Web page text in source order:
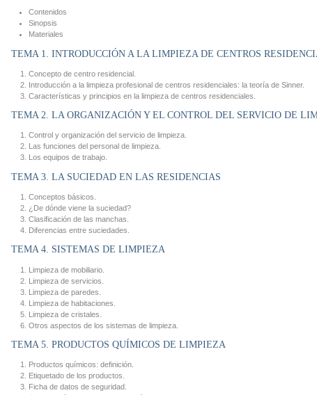
Contenidos
Sinopsis
Materiales
TEMA 1. INTRODUCCIÓN A LA LIMPIEZA DE CENTROS
Concepto de centro residencial.
Introducción a la limpieza profesional de centros residenciales: la teoría de Sinner.
Características y principios en la limpieza de centros residenciales.
TEMA 2. LA ORGANIZACIÓN Y EL CONTROL DEL SERVICIO DE
Control y organización del servicio de limpieza.
Las funciones del personal de limpieza.
Los equipos de trabajo.
TEMA 3. LA SUCIEDAD EN LAS RESIDENCIAS
Conceptos básicos.
¿De dónde viene la suciedad?
Clasificación de las manchas.
Diferencias entre suciedades.
TEMA 4. SISTEMAS DE LIMPIEZA
Limpieza de mobiliario.
Limpieza de servicios.
Limpieza de paredes.
Limpieza de habitaciones.
Limpieza de cristales.
Otros aspectos de los sistemas de limpieza.
TEMA 5. PRODUCTOS QUÍMICOS DE LIMPIEZA
Productos químicos: definición.
Etiquetado de los productos.
Ficha de datos de seguridad.